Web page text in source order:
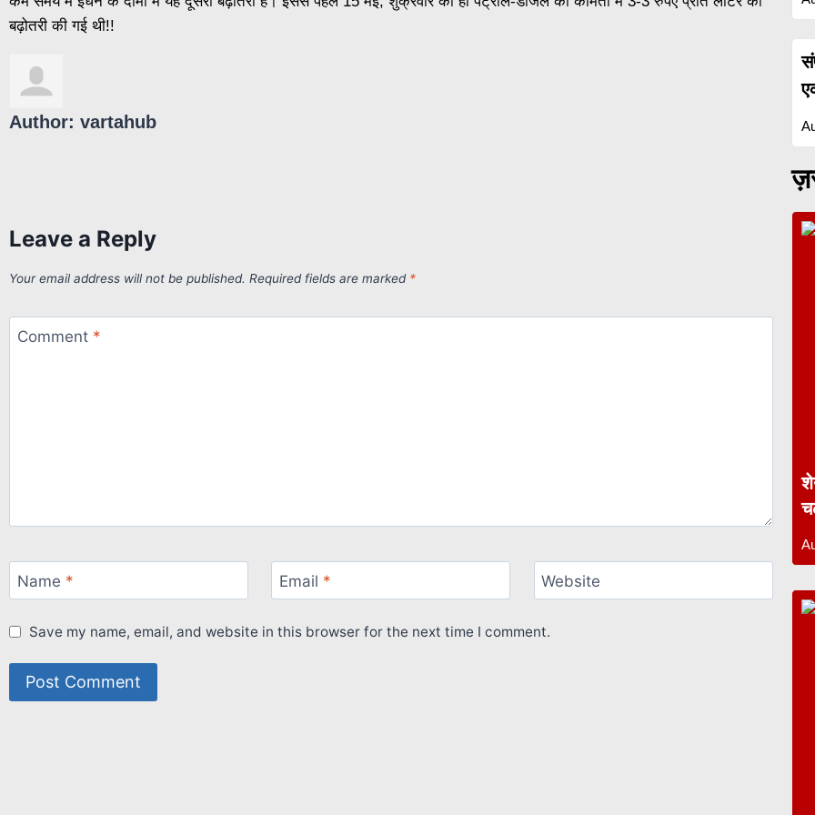
बढ़ोतरी की गई थी!!
Author: vartahub
Leave a Reply
Your email address will not be published. Required fields are marked *
Comment *
Name * Email * Website
Save my name, email, and website in this browser for the next time I comment.